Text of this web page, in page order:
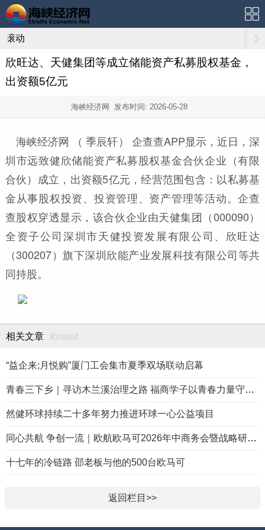
滚动
欣旺达、天健集团等成立储能资产私募股权基金，
出资额5亿元
海峡经济网 发布时间: 2026-05-28
海峡经济网 （ 季辰轩） 企查查APP显示，近日，深
圳市远致健欣储能资产私募股权基金合伙企业（有限
合伙）成立，出资额5亿元，经营范围包含：以私募基
金从事股权投资、投资管理、资产管理等活动。企查
查股权穿透显示，该合伙企业由天健集团（000090）
全资子公司深圳市天健投资发展有限公司、欣旺达
（300207）旗下深圳欣能产业发展科技有限公司等共
同持股。
相关文章 Related
“益企来;月悦购”厦门工会集市夏季双场联动启幕
青春三下乡｜寻访木兰溪治理之路 福商学子以青春力量守护海西碧
然健环球持续二十多年努力推进环球一心公益项目
同心共航 争创一流｜欧航欧马可2026年中商务会暨战略研讨会圆满
十七年的冷链路 邵老板与他的500台欧马可
返回栏目>>